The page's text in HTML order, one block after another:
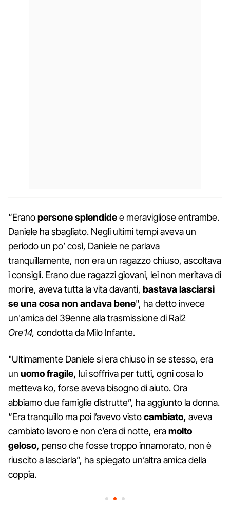
“Eranopersone splendidee meravigliose entrambe.
Daniele ha sbagliato. Negli ultimi tempi aveva un
periodo un po’ così, Daniele ne parlava
tranquillamente, non era un ragazzo chiuso, ascoltava
i consigli. Erano due ragazzi giovani, lei non meritava di
morire, aveva tutta la vita davanti, bastava lasciarsi
se una cosa non andava bene", ha detto invece
un'amica del 39enne alla trasmissione di Rai2
Ore14,condotta da Milo Infante.
"Ultimamente Daniele si era chiuso in se stesso, era
un uomo fragile, lui soffriva per tutti, ogni cosa lo
metteva ko, forse aveva bisogno di aiuto. Ora
abbiamo due famiglie distrutte”, ha aggiunto la donna.
“Era tranquillo ma poi l’avevo vistocambiato, aveva
cambiato lavoro e non c’era di notte, eramolto
geloso, penso che fosse troppo innamorato, non è
riuscito a lasciarla”, ha spiegato un’altra amica della
coppia.